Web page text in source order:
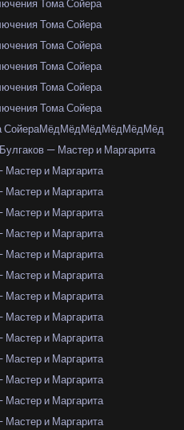
Тома Сойера
Тома Сойера
Тома Сойера
Тома Сойера
Тома Сойера
Тома Сойера
СойераМёдМёдМёдМёдМёдМёд
— Мастер и Маргарита
и Маргарита
и Маргарита
и Маргарита
и Маргарита
и Маргарита
и Маргарита
и Маргарита
и Маргарита
и Маргарита
и Маргарита
и Маргарита
и Маргарита
и Маргарита